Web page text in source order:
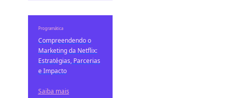
Programática
Compreendendo o
Marketing da Netflix:
Estratégias, Parcerias
e Impacto
Saiba mais